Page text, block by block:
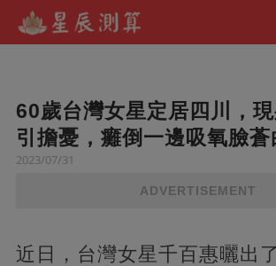
60歲台灣女星定居四川，
引擔憂，癱倒一邊吸氧臉蒼
2023/07/31
ADVERTISEMENT
近日，台灣女星千百惠曬出